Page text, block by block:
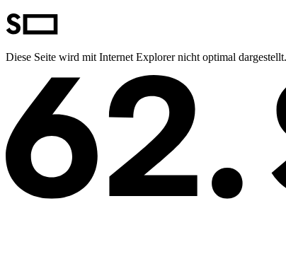
Diese Seite wird mit Internet Explorer nicht optimal